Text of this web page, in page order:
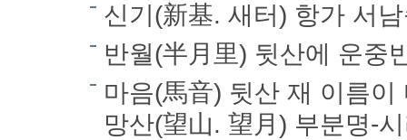
신기(新基. 새터) 항가 서
반월(半月里) 뒷산에 운중
마음(馬音) 뒷산 재 이름
망산(望山. 望月) 부분명-